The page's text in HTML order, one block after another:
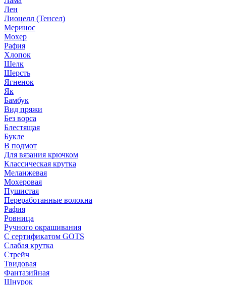
Лен
Лиоцелл (Тенсел)
Меринос
Мохер
Рафия
Хлопок
Шелк
Шерсть
Ягненок
Як
Бамбук
Вид пряжи
Без ворса
Блестящая
Букле
В подмот
Для вязания крючком
Классическая крутка
Меланжевая
Мохеровая
Пушистая
Переработанные волокна
Рафия
Ровница
Ручного окрашивания
С сертификатом GOTS
Слабая крутка
Стрейч
Твидовая
Фантазийная
Шнурок